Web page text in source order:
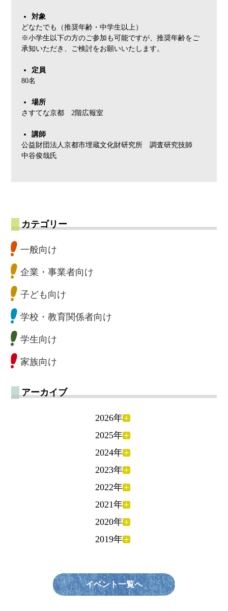
対象
どなたでも（推奨年齢・中学生以上）
※小学生以下の方のご参加も可能ですが、推奨年齢をご
承知いただき、ご検討をお願いいたします。
定員
80名
場所
さすてな京都 2階広報室
講師
公益財団法人京都市埋蔵文化財研究所 調査研究技師
中谷俊哉氏
カテゴリー
一般向け
企業・事業者向け
子ども向け
学校・教育関係者向け
学生向け
家族向け
アーカイブ
2026年
2025年
2024年
2023年
2022年
2021年
2020年
2019年
イベント一覧へ